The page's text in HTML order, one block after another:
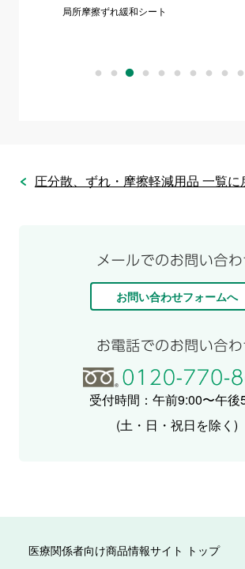
局所摩擦ずれ緩和シート
圧分散、ずれ・摩擦軽減用品 一覧に
お問い合わせフォームへ
受付時間：午前9:00〜午後
(土・日・祝日を除く)
医療関係者向け商品情報サイト トップ